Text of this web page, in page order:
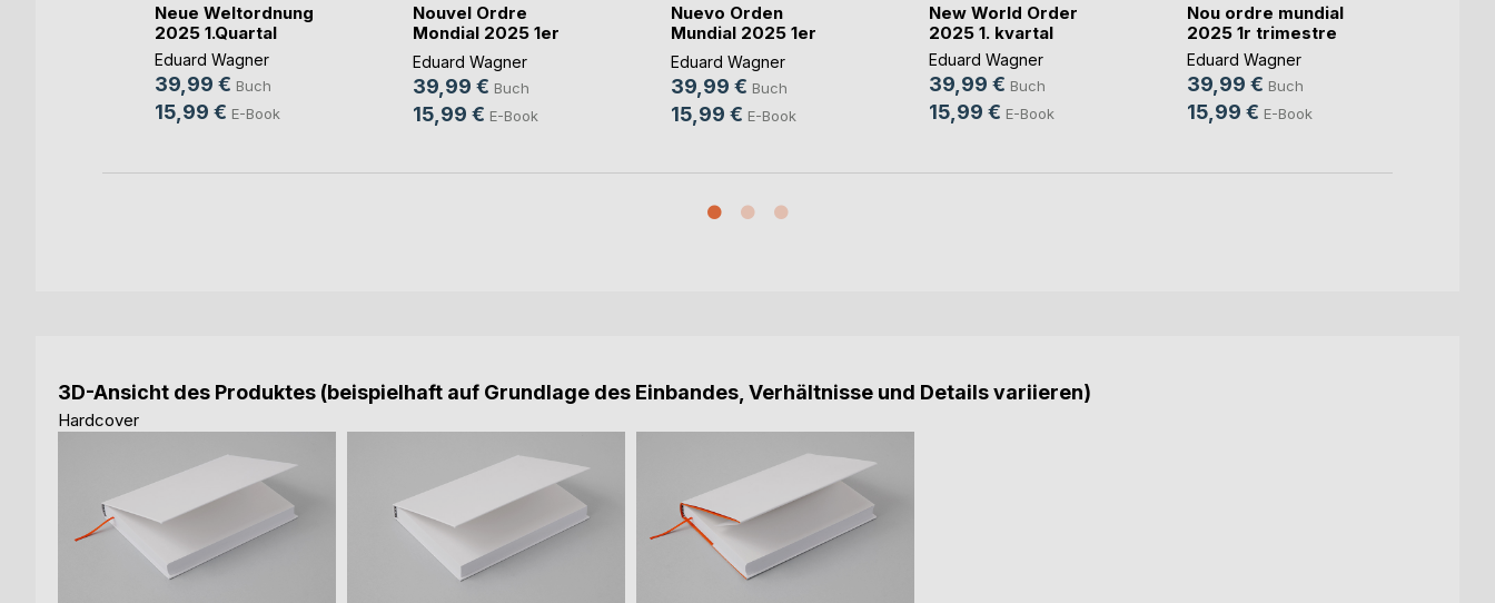
Neue Weltordnung
2025 1.Quartal
Eduard Wagner
39,99 € Buch
15,99 € E-Book
Nouvel Ordre
Mondial 2025 1er
trimestre
Eduard Wagner
39,99 € Buch
15,99 € E-Book
Nuevo Orden
Mundial 2025 1er
Trimestre
Eduard Wagner
39,99 € Buch
15,99 € E-Book
New World Order
2025 1. kvartal
Eduard Wagner
39,99 € Buch
15,99 € E-Book
Nou ordre mundial
2025 1r trimestre
Eduard Wagner
39,99 € Buch
15,99 € E-Book
3D-Ansicht des Produktes (beispielhaft auf Grundlage des Einbandes, Verhältnisse und Details variieren)
Hardcover